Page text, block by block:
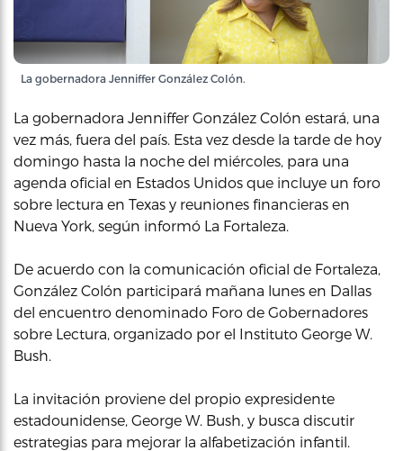
La gobernadora Jenniffer González Colón.
La gobernadora Jenniffer González Colón estará, una
vez más, fuera del país. Esta vez desde la tarde de hoy
domingo hasta la noche del miércoles, para una
agenda oficial en Estados Unidos que incluye un foro
sobre lectura en Texas y reuniones financieras en
Nueva York, según informó La Fortaleza.
De acuerdo con la comunicación oficial de Fortaleza,
González Colón participará mañana lunes en Dallas
del encuentro denominado Foro de Gobernadores
sobre Lectura, organizado por el Instituto George W.
Bush.
La invitación proviene del propio expresidente
estadounidense, George W. Bush, y busca discutir
estrategias para mejorar la alfabetización infantil.